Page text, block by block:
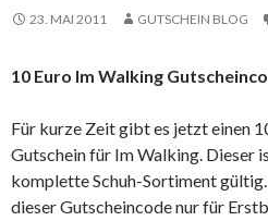
23. MAI 2011 GUTSCHEIN BLOG
10 Euro Im Walking
Für kurze Zeit gibt es jetzt einen
Gutschein für Im Walking. Dieser
komplette Schuh-Sortiment
dieser Gutscheincode nur für